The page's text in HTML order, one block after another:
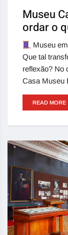
Museu
ordar o
Museu
Que tal
reflexão? No
Casa Museu
READ MORE